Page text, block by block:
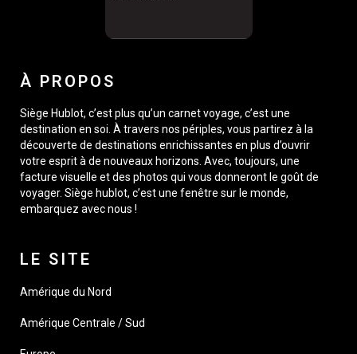
À PROPOS
Siège Hublot, c’est plus qu’un carnet voyage, c’est une
destination en soi. À travers nos périples, vous partirez à la
découverte de destinations enrichissantes en plus d’ouvrir
votre esprit à de nouveaux horizons. Avec, toujours, une
facture visuelle et des photos qui vous donneront le goût de
voyager. Siège hublot, c’est une fenêtre sur le monde,
embarquez avec nous !
LE SITE
Amérique du Nord
Amérique Centrale / Sud